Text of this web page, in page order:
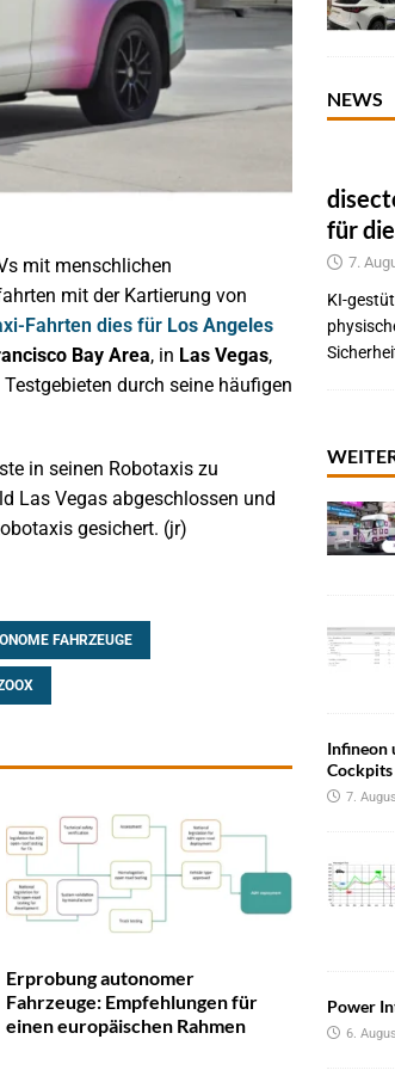
mit menschlichen
mit der Kartierung von
Fahrten dies für Los Angeles
Bay Area, in Las Vegas,
durch seine häufigen
in seinen Robotaxis zu
Las Vegas abgeschlossen und
gesichert. (jr)
FAHRZEUGE
Erprobung autonomer
Fahrzeuge: Empfehlungen für
einen europäischen Rahmen
NEWS
für
7.
KI-
Infineon
Cockpits
7.
Power
6.